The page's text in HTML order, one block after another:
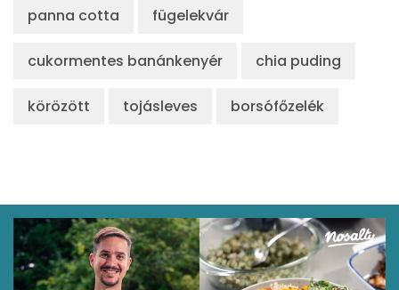
panna cotta fügelekvár
cukormentes banánkenyér chia puding
körözött tojásleves borsófőzelék